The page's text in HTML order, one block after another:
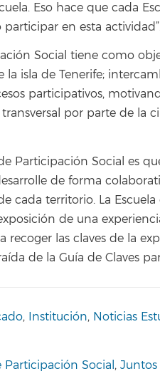
Eso hace que cada
en esta
Social tiene como
la isla de Tenerife;
participativos,
por parte de la
Participación Social es
de forma
cada territorio. La
de una
recoger las claves de la
de la Guía de Claves
, Institución, Noticias
Participación Social,